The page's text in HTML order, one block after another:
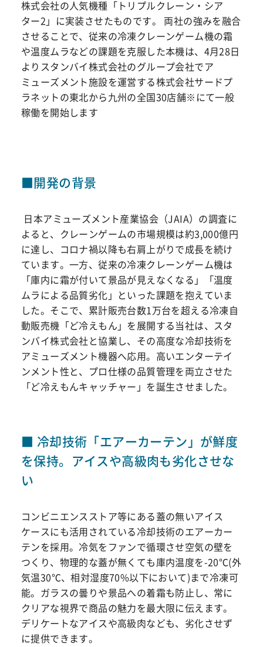
株式会社の人気機種「トリプルクレーン・シア
ター2」に実装させたものです。 両社の強みを融合
させることで、従来の冷凍クレーンゲーム機の霜
や温度ムラなどの課題を克服した本機は、4月28日
よりスタンバイ株式会社のグループ会社でア
ミューズメント施設を運営する株式会社サードプ
ラネットの東北から九州の全国30店舗※にて一般
稼働を開始します
■開発の背景
日本アミューズメント産業協会（JAIA）の調査に
よると、クレーンゲームの市場規模は約3,000億円
に達し、コロナ禍以降も右肩上がりで成長を続け
ています。一方、従来の冷凍クレーンゲーム機は
「庫内に霜が付いて景品が見えなくなる」「温度
ムラによる品質劣化」といった課題を抱えていま
した。そこで、累計販売台数1万台を超える冷凍自
動販売機「ど冷えもん」を展開する当社は、スタ
ンバイ株式会社と協業し、その高度な冷却技術を
アミューズメント機器へ応用。高いエンターテイ
ンメント性と、プロ仕様の品質管理を両立させた
「ど冷えもんキャッチャー」を誕生させました。
■ 冷却技術「エアーカーテン」が鮮度
を保持。アイスや高級肉も劣化させな
い
コンビニエンスストア等にある蓋の無いアイス
ケースにも活用されている冷却技術のエアーカー
テンを採用。冷気をファンで循環させ空気の壁を
つくり、物理的な蓋が無くても庫内温度を-20℃(外
気温30℃、相対湿度70%以下において)まで冷凍可
能。ガラスの曇りや景品への着霜も防止し、常に
クリアな視界で商品の魅力を最大限に伝えます。
デリケートなアイスや高級肉なども、劣化させず
に提供できます。